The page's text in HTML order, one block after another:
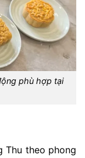
phù hợp tại
Thu theo phong